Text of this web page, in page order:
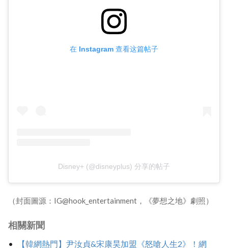
在 Instagram 查看这篇帖子
Disney+ (@disneyplus) 分享的帖子
（封面圖源：IG@hook_entertainment，《夢想之地》劇照）
相關新聞
【韓網熱門】尹汝貞&宋康昊加盟《怒嗆人生2》！網